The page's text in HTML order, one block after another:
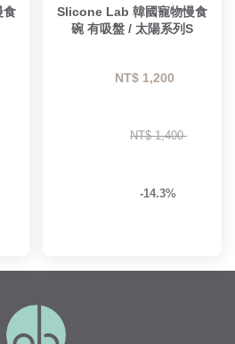
Slicone Lab 韓國寵物慢食
碗 有吸盤 / 太陽系列S
NT$ 1,200
NT$ 1,400
-14.3%